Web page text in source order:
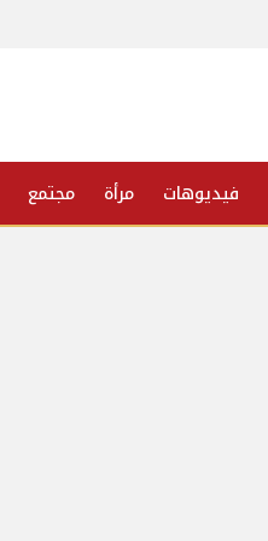
فيديوهات مرأة مجتمع